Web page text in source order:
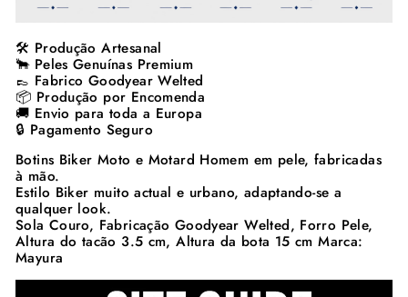
🛠️ Produção Artesanal
🐂 Peles Genuínas Premium
👞 Fabrico Goodyear Welted
📦 Produção por Encomenda
🚚 Envio para toda a Europa
🔒 Pagamento Seguro
Botins Biker Moto e Motard Homem em pele, fabricadas
à mão.
Estilo Biker muito actual e urbano, adaptando-se a
qualquer look.
Sola Couro, Fabricação Goodyear Welted, Forro Pele,
Altura do tacão 3.5 cm, Altura da bota 15 cmMarca:
Mayura